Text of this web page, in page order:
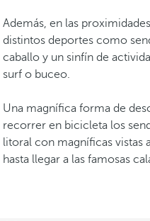
Además, en las
distintos deportes como
caballo y un sinfín de
surf o buceo.
Una magnífica forma de
recorrer en bicicleta los
litoral con magníficas vistas
hasta llegar a las famosas